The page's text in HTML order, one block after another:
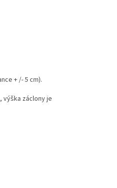
+ /- 5 cm).
výška záclony je